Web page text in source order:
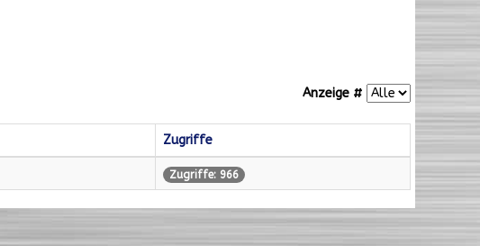
Anzeige #
Zugriffe
Zugriffe: 966